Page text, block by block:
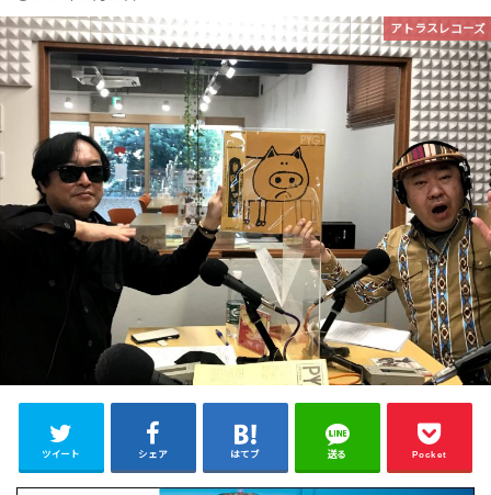
アトラスレコーズ
ツイート シェア はてブ 送る Pocket